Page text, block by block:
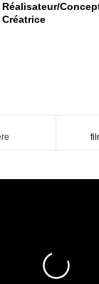
Réalisateur/
Créatrice